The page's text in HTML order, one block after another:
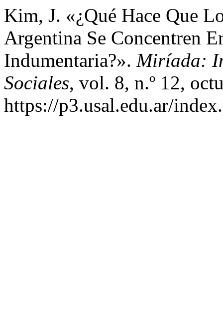
Kim, J. «¿Qué Hace Que
Argentina Se Concentren
Indumentaria?». Miríada:
Sociales, vol. 8, n.º 12,
https://p3.usal.edu.ar/